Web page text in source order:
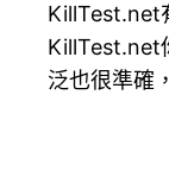
KillTest.net
KillTest.net
泛也很準確